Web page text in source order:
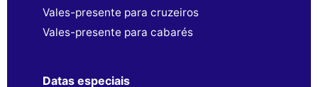
Vales-presente para cruzeiros
Vales-presente para cabarés
Datas especiais